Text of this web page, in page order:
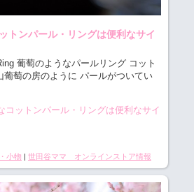
トンパール・リングは便利なサイ
葡萄のようなパールリング コット
葡萄の房のように パールがついてい
コットンパール・リングは便利なサイ
小物 世田谷ママ オンラインストア情報